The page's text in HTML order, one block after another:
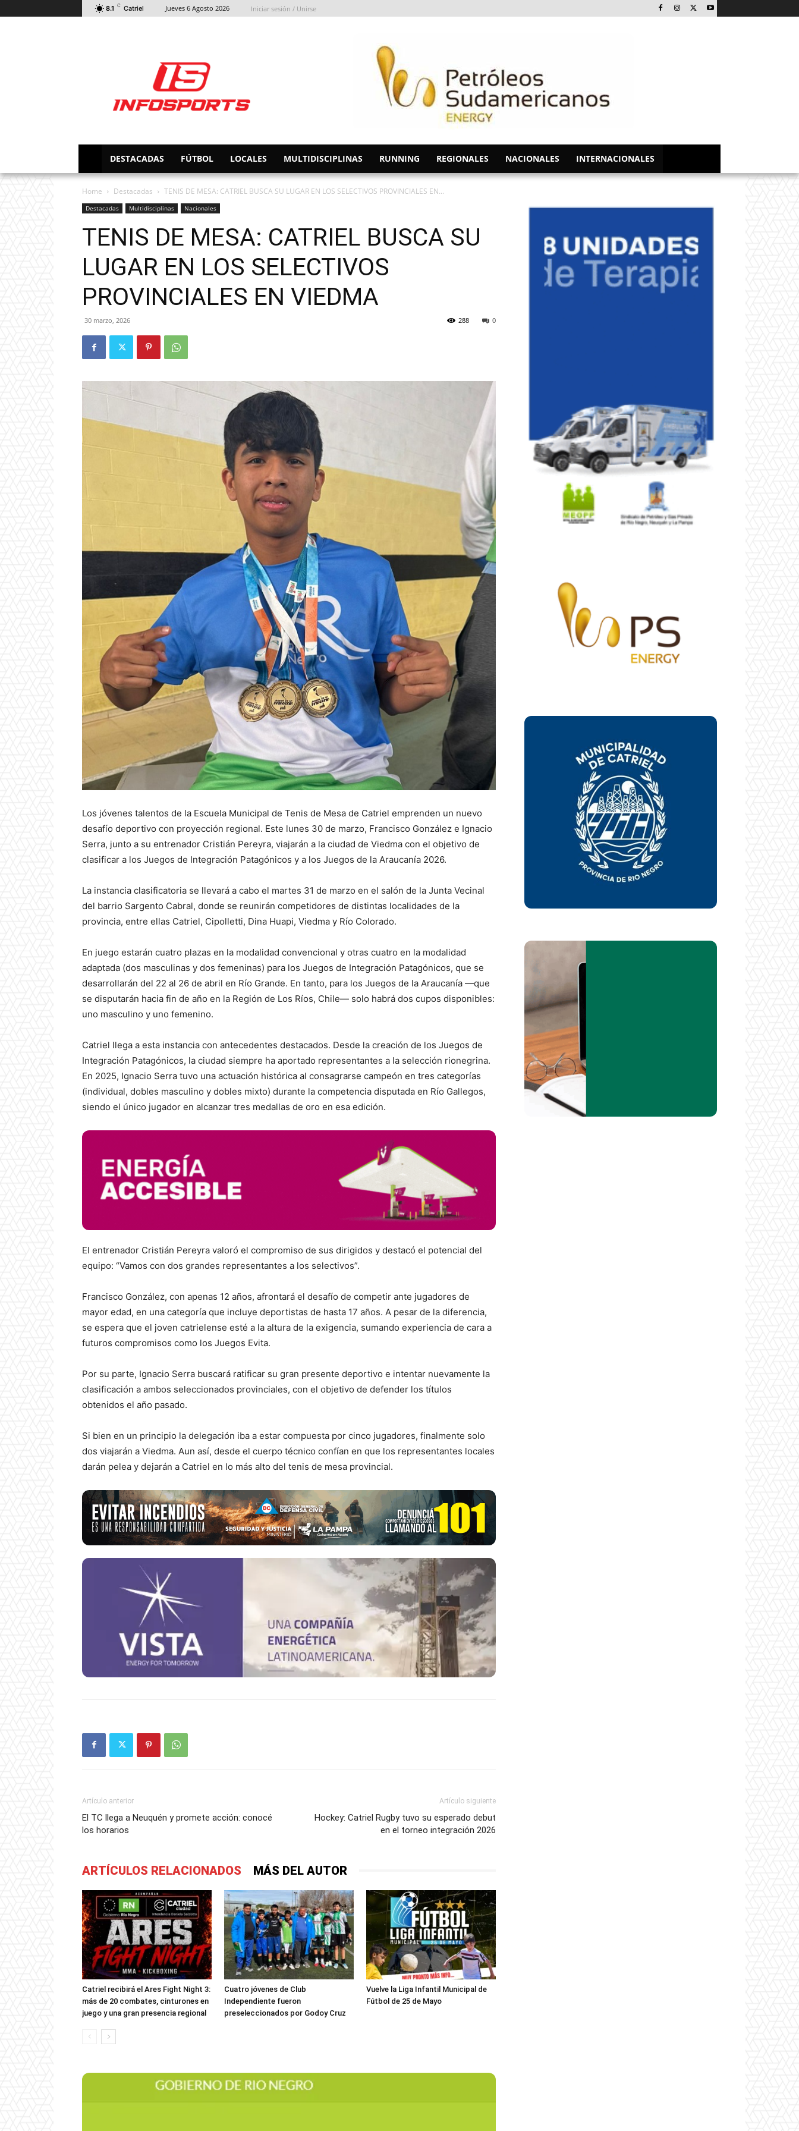
8.1 C Catriel Jueves 6 Agosto 2026 Iniciar sesión / Unirse
DESTACADAS FÚTBOL LOCALES MULTIDISCIPLINAS RUNNING REGIONALES NACIONALES INTERNACIONALES
Home Destacadas TENIS DE MESA: CATRIEL BUSCA SU LUGAR EN LOS SELECTIVOS PROVINCIALES EN...
Destacadas Multidisciplinas Nacionales
TENIS DE MESA: CATRIEL BUSCA SU
LUGAR EN LOS SELECTIVOS
PROVINCIALES EN VIEDMA
30 marzo, 2026 0
288
Los jóvenes talentos de la Escuela Municipal de Tenis de Mesa de Catriel emprenden un nuevo
desafío deportivo con proyección regional. Este lunes 30 de marzo, Francisco González e Ignacio
Serra, junto a su entrenador Cristián Pereyra, viajarán a la ciudad de Viedma con el objetivo de
clasificar a los Juegos de Integración Patagónicos y a los Juegos de la Araucanía 2026.
La instancia clasificatoria se llevará a cabo el martes 31 de marzo en el salón de la Junta Vecinal
del barrio Sargento Cabral, donde se reunirán competidores de distintas localidades de la
provincia, entre ellas Catriel, Cipolletti, Dina Huapi, Viedma y Río Colorado.
En juego estarán cuatro plazas en la modalidad convencional y otras cuatro en la modalidad
adaptada (dos masculinas y dos femeninas) para los Juegos de Integración Patagónicos, que se
desarrollarán del 22 al 26 de abril en Río Grande. En tanto, para los Juegos de la Araucanía —que
se disputarán hacia fin de año en la Región de Los Ríos, Chile— solo habrá dos cupos disponibles:
uno masculino y uno femenino.
Catriel llega a esta instancia con antecedentes destacados. Desde la creación de los Juegos de
Integración Patagónicos, la ciudad siempre ha aportado representantes a la selección rionegrina.
En 2025, Ignacio Serra tuvo una actuación histórica al consagrarse campeón en tres categorías
(individual, dobles masculino y dobles mixto) durante la competencia disputada en Río Gallegos,
siendo el único jugador en alcanzar tres medallas de oro en esa edición.
El entrenador Cristián Pereyra valoró el compromiso de sus dirigidos y destacó el potencial del
equipo: “Vamos con dos grandes representantes a los selectivos”.
Francisco González, con apenas 12 años, afrontará el desafío de competir ante jugadores de
mayor edad, en una categoría que incluye deportistas de hasta 17 años. A pesar de la diferencia,
se espera que el joven catrielense esté a la altura de la exigencia, sumando experiencia de cara a
futuros compromisos como los Juegos Evita.
Por su parte, Ignacio Serra buscará ratificar su gran presente deportivo e intentar nuevamente la
clasificación a ambos seleccionados provinciales, con el objetivo de defender los títulos
obtenidos el año pasado.
Si bien en un principio la delegación iba a estar compuesta por cinco jugadores, finalmente solo
dos viajarán a Viedma. Aun así, desde el cuerpo técnico confían en que los representantes locales
darán pelea y dejarán a Catriel en lo más alto del tenis de mesa provincial.
Artículo anterior
El TC llega a Neuquén y promete acción: conocé
los horarios
Artículo siguiente
Hockey: Catriel Rugby tuvo su esperado debut
en el torneo integración 2026
ARTÍCULOS RELACIONADOS MÁS DEL AUTOR
Catriel recibirá el Ares Fight Night 3:
más de 20 combates, cinturones en
juego y una gran presencia regional
Cuatro jóvenes de Club
Independiente fueron
preseleccionados por Godoy Cruz
Vuelve la Liga Infantil Municipal de
Fútbol de 25 de Mayo